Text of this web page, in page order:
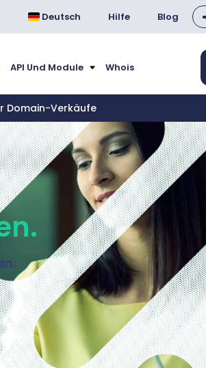
Deutsch Hilfe Blog
API Und Module Whois
Domain-Verkäufe